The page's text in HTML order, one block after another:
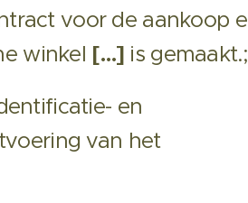
voor de aankoop
winkel […] is gemaakt.;
en
van het